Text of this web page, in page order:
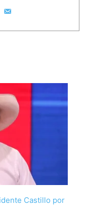
Castillo por